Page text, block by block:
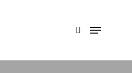
Menu